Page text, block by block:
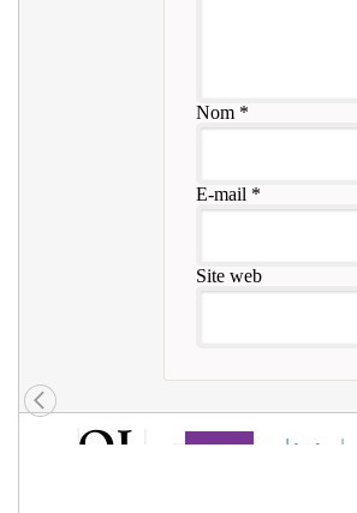
Nom*
E-mail *
Site web